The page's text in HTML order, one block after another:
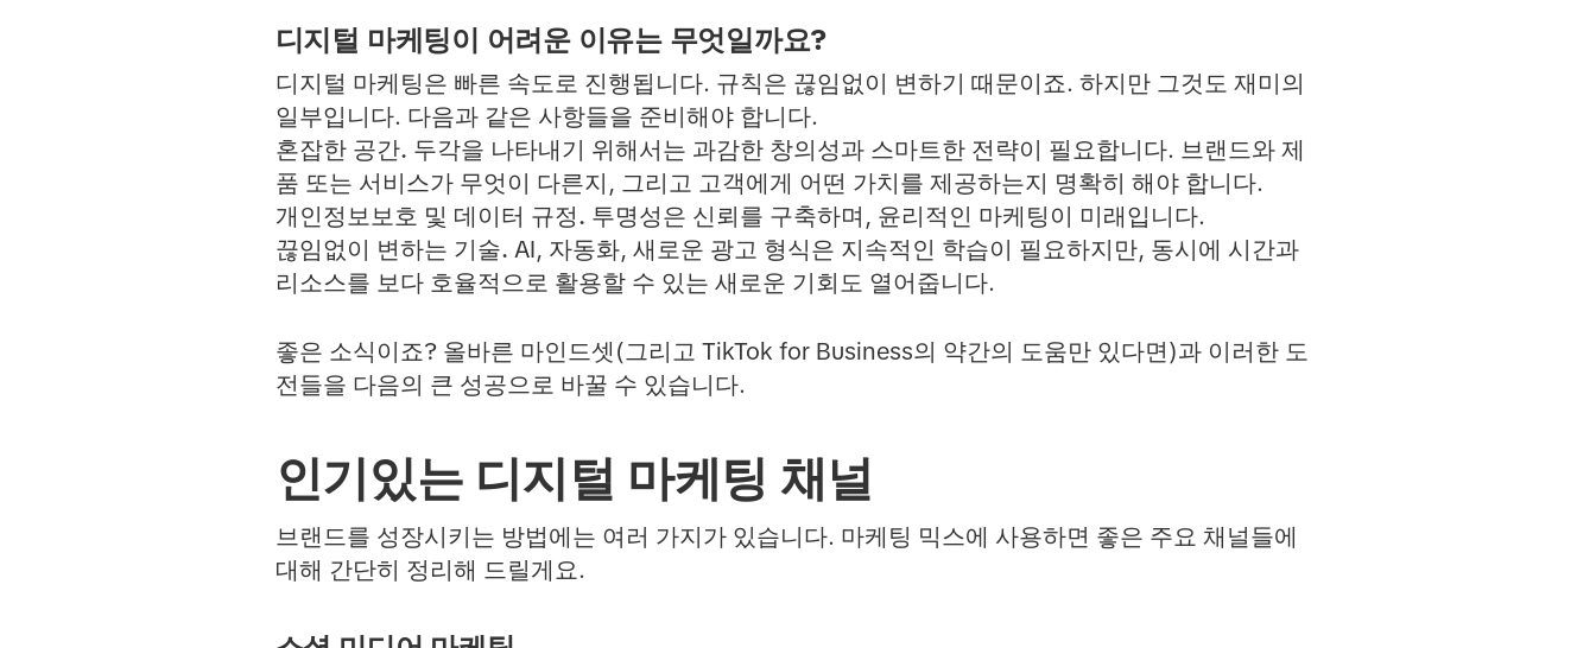
디지털 마케팅이 어려운 이유는 무엇일까요?
디지털 마케팅은 빠른 속도로 진행됩니다. 규칙은 끊임없이 변하기 때문이죠. 하지만 그것도 재미의
일부입니다. 다음과 같은 사항들을 준비해야 합니다.
혼잡한 공간. 두각을 나타내기 위해서는 과감한 창의성과 스마트한 전략이 필요합니다. 브랜드와 제
품 또는 서비스가 무엇이 다른지, 그리고 고객에게 어떤 가치를 제공하는지 명확히 해야 합니다.
개인정보보호 및 데이터 규정. 투명성은 신뢰를 구축하며, 윤리적인 마케팅이 미래입니다.
끊임없이 변하는 기술. AI, 자동화, 새로운 광고 형식은 지속적인 학습이 필요하지만, 동시에 시간과
리소스를 보다 호율적으로 활용할 수 있는 새로운 기회도 열어줍니다.
좋은 소식이죠? 올바른 마인드셋(그리고 TikTok for Business의 약간의 도움만 있다면)과 이러한 도
전들을 다음의 큰 성공으로 바꿀 수 있습니다.
인기있는 디지털 마케팅 채널
브랜드를 성장시키는 방법에는 여러 가지가 있습니다. 마케팅 믹스에 사용하면 좋은 주요 채널들에
대해 간단히 정리해 드릴게요.